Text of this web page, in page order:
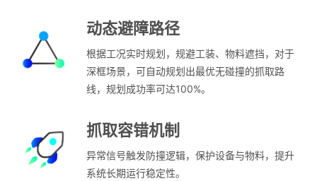
动态避障路径
根据工况实时规划，规避工装、物料遮挡，对于
深框场景，可自动规划出最优无碰撞的抓取路
线，规划成功率可达100%。
抓取容错机制
异常信号触发防撞逻辑，保护设备与物料，提升
系统长期运行稳定性。